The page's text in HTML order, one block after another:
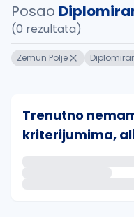
Posao
(0 rezultata)
Zemun Polje
Trenutno
kriterijumima,